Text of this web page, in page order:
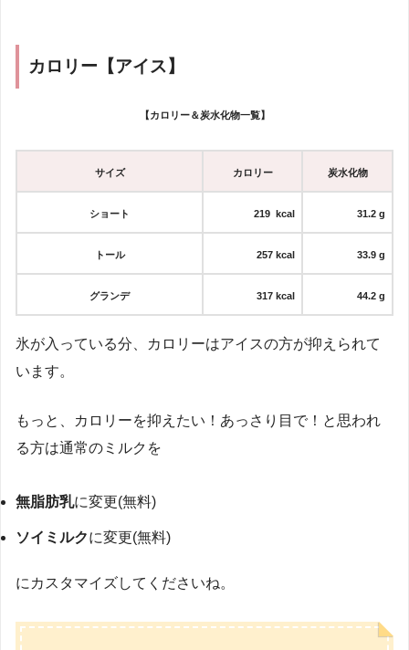
カロリー【アイス】
【カロリー＆炭水化物一覧】
サイズ カロリー 炭水化物
ショート 219 kcal 31.2 g
トール 257 kcal 33.9 g
グランデ 317 kcal 44.2 g
氷が入っている分、カロリーはアイスの方が抑えられて
います。
もっと、カロリーを抑えたい！あっさり目で！と思われ
る方は通常のミルクを
無脂肪乳に変更(無料)
ソイミルクに変更(無料)
にカスタマイズしてくださいね。